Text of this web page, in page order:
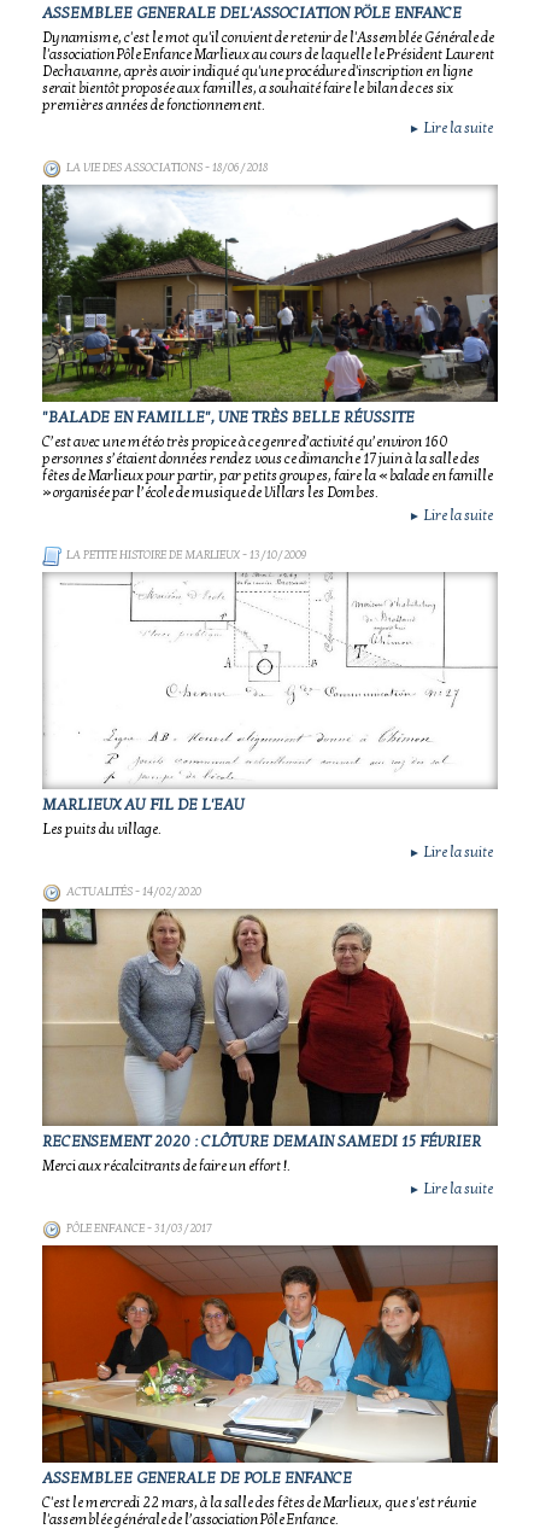
ASSEMBLEE GENERALE DEL'ASSOCIATION PÖLE ENFANCE
Dynamisme, c'est le mot qu'il convient de retenir de l'Assemblée Générale de
l'association Pôle Enfance Marlieux au cours de laquelle le Président Laurent
Dechavanne, après avoir indiqué qu'une procédure d'inscription en ligne
serait bientôt proposée aux familles, a souhaité faire le bilan de ces six
premières années de fonctionnement.
► Lire la suite
LA VIE DES ASSOCIATIONS- 18/06/2018
"BALADE EN FAMILLE", UNE TRÈS BELLE RÉUSSITE
C’est avec une météo très propice à ce genre d’activité qu’environ 160
personnes s’étaient données rendez vous ce dimanche 17 juin à la salle des
fêtes de Marlieux pour partir, par petits groupes, faire la « balade en famille
» organisée par l’école de musique de Villars les Dombes.
► Lire la suite
LA PETITE HISTOIRE DE MARLIEUX- 13/10/2009
MARLIEUX AU FIL DE L'EAU
Les puits du village.
► Lire la suite
ACTUALITÉS- 14/02/2020
RECENSEMENT 2020 : CLÔTURE DEMAIN SAMEDI 15 FÉVRIER
Merci aux récalcitrants de faire un effort !.
► Lire la suite
PÔLE ENFANCE- 31/03/2017
ASSEMBLEE GENERALE DE POLE ENFANCE
C'est le mercredi 22 mars, à la salle des fêtes de Marlieux, que s'est réunie
l'assemblée générale de l’association Pôle Enfance.